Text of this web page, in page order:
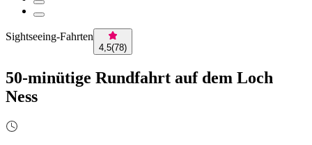
Sightseeing-Fahrten
4,5(78)
50-minütige Rundfahrt auf dem Loch
Ness